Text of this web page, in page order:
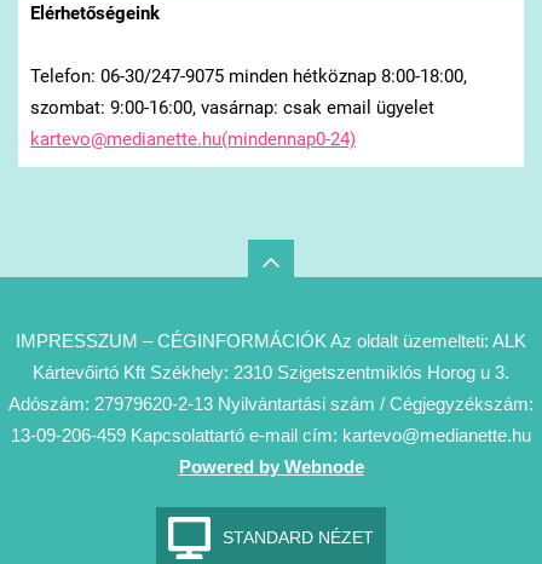
Elérhetőségeink
Telefon: 06-30/247-9075 minden hétköznap 8:00-18:00,
szombat: 9:00-16:00, vasárnap: csak email ügyelet
kartevo@medianette.hu(mindennap0-24)
IMPRESSZUM – CÉGINFORMÁCIÓK Az oldalt üzemelteti: ALK
Kártevőirtó Kft Székhely: 2310 Szigetszentmiklós Horog u 3.
Adószám: 27979620-2-13 Nyilvántartási szám / Cégjegyzékszám:
13-09-206-459 Kapcsolattartó e-mail cím: kartevo@medianette.hu
Powered by Webnode
STANDARD NÉZET